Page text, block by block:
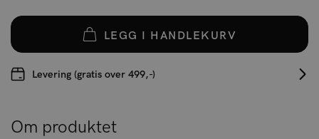
LEGG I HANDLEKURV
Levering (gratis over 499,-)
Om produktet